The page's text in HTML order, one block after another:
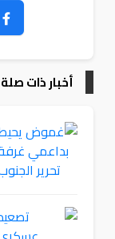
أخبار ذات صلة